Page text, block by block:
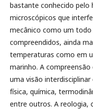
bastante conhecido pelo
microscópicos que
mecânico como um
compreendidos, ainda
temperaturas como em
marinho. A
uma visão
física, química,
entre outros. A reologia,